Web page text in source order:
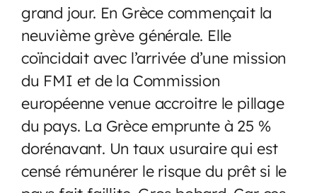
grand jour. En Grèce commençait la
neuvième grève générale. Elle
coïncidait avec l’arrivée d’une mission
du FMI et de la Commission
européenne venue accroitre le pillage
du pays. La Grèce emprunte à 25 %
dorénavant. Un taux usuraire qui est
censé rémunérer le risque du prêt si le